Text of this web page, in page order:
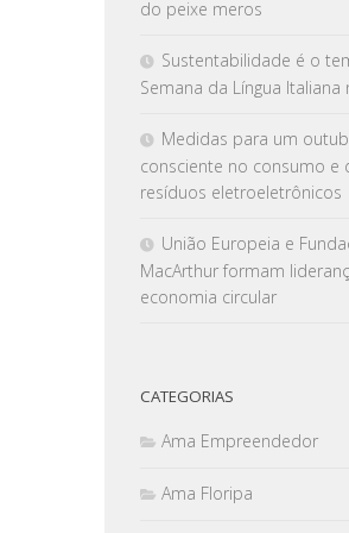
do peixe meros
Sustentabilidade é o
Semana da Língua Italiana
Medidas para um
consciente no consumo e
resíduos eletroeletrônicos
União Europeia e
MacArthur formam
economia circular
CATEGORIAS
Ama Empreendedor
Ama Floripa